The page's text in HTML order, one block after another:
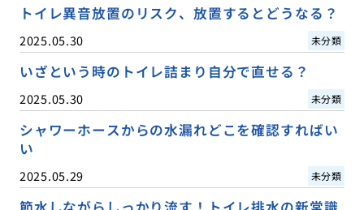
トイレ異音放置のリスク、放置するとどうなる？
2025.05.30 未分類
いざという時のトイレ詰まり自分で直せる？
2025.05.30 未分類
シャワーホースからの水漏れどこを確認すればい
い
2025.05.29 未分類